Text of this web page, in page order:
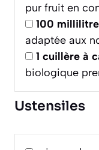
pur fruit en
100
adaptée aux
1 cuillère à
biologique
Ustensiles